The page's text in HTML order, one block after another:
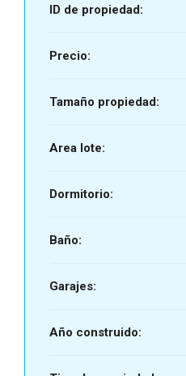
ID de propiedad:
Precio:
Tamaño propiedad:
Area lote:
Dormitorio:
Baño:
Garajes:
Año construido: